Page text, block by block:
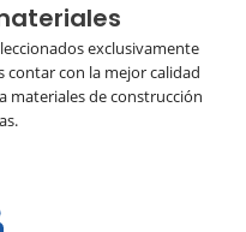
exclusivamente
contar con la mejor calidad
materiales de construcción